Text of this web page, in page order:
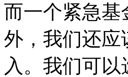
而一个紧急基
外，我们还应
入。我们可